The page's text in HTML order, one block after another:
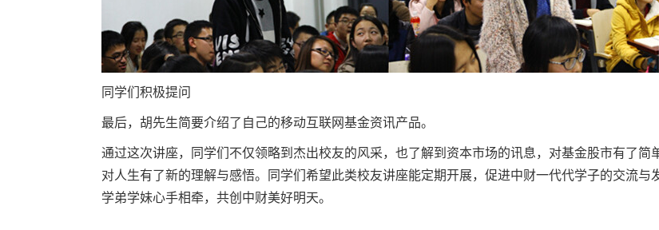
同学们积极提问
最后，胡先生简要介绍了自己的移动互联网基金资讯产品。
通过这次讲座，同学们不仅领略到杰出校友的风采，也了解到资本市场的讯息，对基金股市有了
对人生有了新的理解与感悟。同学们希望此类校友讲座能定期开展，促进中财一代代学子的交流
学弟学妹心手相牵，共创中财美好明天。